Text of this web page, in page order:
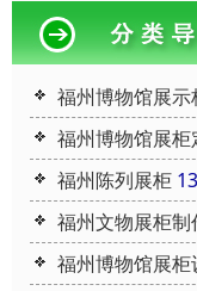
福州博物馆展示
福州博物馆展柜
福州陈列展柜
福州文物展柜制
福州博物馆展柜